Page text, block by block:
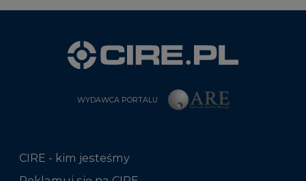
WYDAWCA PORTALU
CIRE - kim jesteśmy